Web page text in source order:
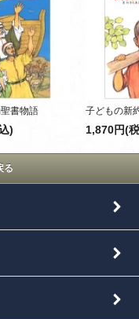
書物語
)
子どもの新
1,870円(
る